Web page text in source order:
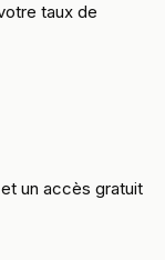
taux de
un accès gratuit